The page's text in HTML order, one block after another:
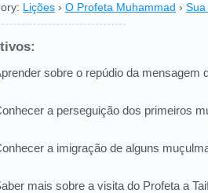
Lições › O Profeta Muhammad › Sua
sobre o repúdio da mensagem
a perseguição dos primeiros
a imigração de alguns
mais sobre a visita do Profeta a